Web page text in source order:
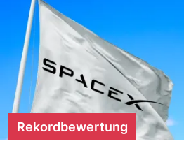
Rekordbewertung